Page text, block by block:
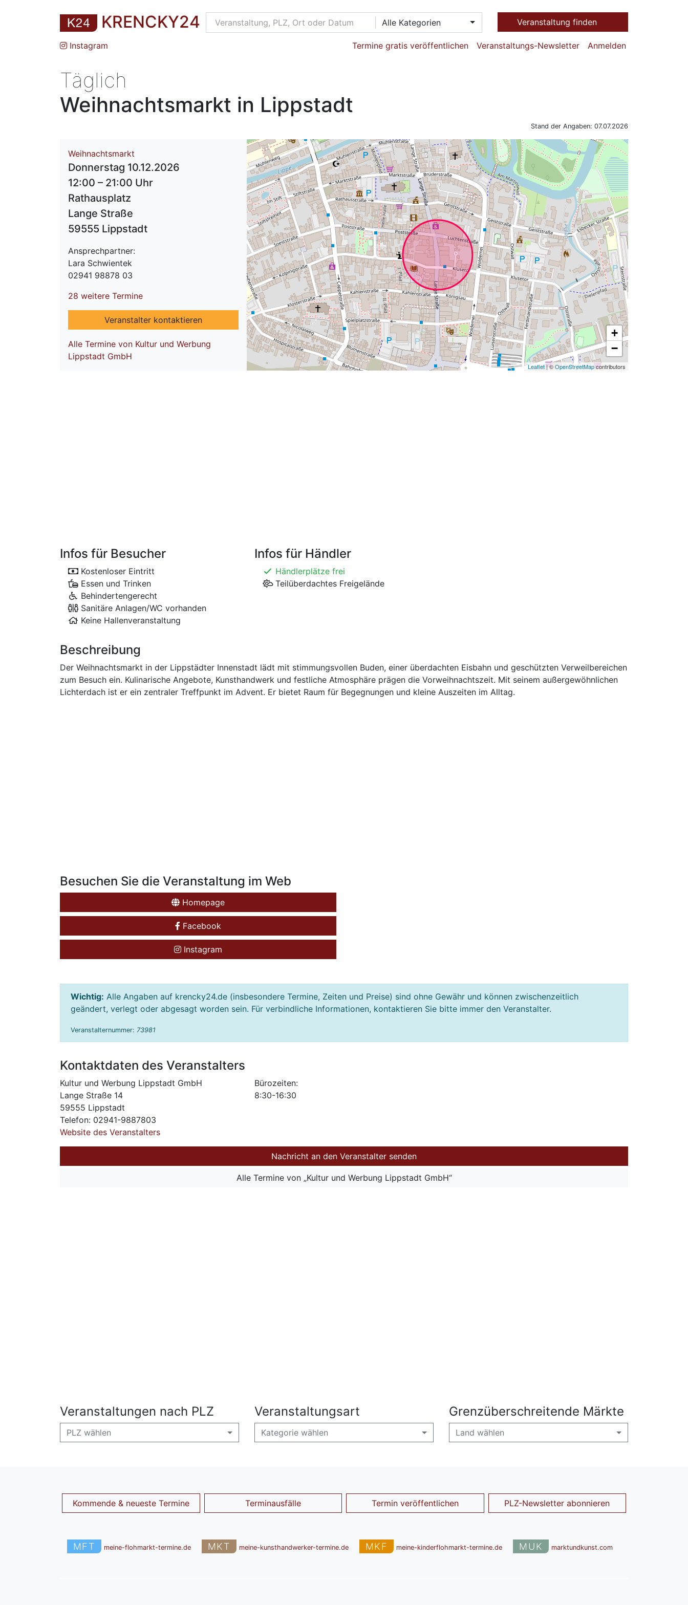
KRENCKY24 Alle Kategorien Veranstaltung finden
Instagram Termine gratis veröffentlichen Veranstaltungs-Newsletter Anmelden
Täglich
Weihnachtsmarkt in Lippstadt
Stand der Angaben: 07.07.2026
Weihnachtsmarkt
Donnerstag 10.12.2026
12:00 – 21:00 Uhr
Rathausplatz
Lange Straße
59555 Lippstadt
Ansprechpartner:
Lara Schwientek
02941 98878 03
28 weitere Termine
Veranstalter kontaktieren
Alle Termine von Kultur und Werbung
Lippstadt GmbH
+
−
Leaflet| ©OpenStreetMapcontributors
Infos für Besucher
Kostenloser Eintritt
Essen und Trinken
Behindertengerecht
Sanitäre Anlagen/WC vorhanden
Keine Hallenveranstaltung
Infos für Händler
Händlerplätze frei
Teilüberdachtes Freigelände
Beschreibung
Der Weihnachtsmarkt in der Lippstädter Innenstadt lädt mit stimmungsvollen Buden, einer überdachten Eisbahn und geschützten Verweilbereichen
zum Besuch ein. Kulinarische Angebote, Kunsthandwerk und festliche Atmosphäre prägen die Vorweihnachtszeit. Mit seinem außergewöhnlichen
Lichterdach ist er ein zentraler Treffpunkt im Advent. Er bietet Raum für Begegnungen und kleine Auszeiten im Alltag.
Besuchen Sie die Veranstaltung im Web
Homepage
Facebook
Instagram
Wichtig: Alle Angaben auf krencky24.de (insbesondere Termine, Zeiten und Preise) sind ohne Gewähr und können zwischenzeitlich
geändert, verlegt oder abgesagt worden sein. Für verbindliche Informationen, kontaktieren Sie bitte immer den Veranstalter.
Veranstalternummer: 73981
Kontaktdaten des Veranstalters
Kultur und Werbung Lippstadt GmbH
Lange Straße 14
59555 Lippstadt
Telefon: 02941-9887803
Website des Veranstalters
Bürozeiten:
8:30-16:30
Nachricht an den Veranstalter senden
Alle Termine von „Kultur und Werbung Lippstadt GmbH“
Veranstaltungen nach PLZ
PLZ wählen
Veranstaltungsart
Kategorie wählen
Grenzüberschreitende Märkte
Land wählen
Kommende & neueste Termine Terminausfälle Termin veröffentlichen PLZ-Newsletter abonnieren
MFT meine-flohmarkt-termine.de MKT meine-kunsthandwerker-termine.de MKF meine-kinderflohmarkt-termine.de MUK marktundkunst.com